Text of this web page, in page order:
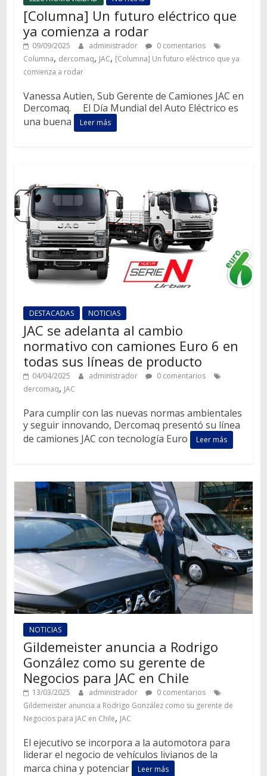
[Columna] Un futuro eléctrico que
ya comienza a rodar
09/09/2025 administrador
0 comentarios
Columna, dercomaq, JAC, [Columna] Un futuro eléctrico que ya
comienza a rodar
Vanessa Autien, Sub Gerente de Camiones JAC en
Dercomaq. El Día Mundial del Auto Eléctrico es
una buena
Leer más
DESTACADAS NOTICIAS
JAC se adelanta al cambio
normativo con camiones Euro 6 en
todas sus líneas de producto
04/04/2025 administrador
0 comentarios
dercomaq, JAC
Para cumplir con las nuevas normas ambientales
y seguir innovando, Dercomaq presentó su línea
de camiones JAC con tecnología Euro
Leer más
NOTICIAS
Gildemeister anuncia a Rodrigo
González como su gerente de
Negocios para JAC en Chile
13/03/2025 administrador
0 comentarios
Gildemeister anuncia a Rodrigo González como su gerente de
Negocios para JAC en Chile, JAC
El ejecutivo se incorpora a la automotora para
liderar el negocio de vehículos livianos de la
marca china y potenciar
Leer más